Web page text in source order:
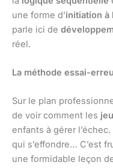
une forme d’initiation à
parle ici de
réel.
La méthode essai-
Sur le plan
de voir comment les
enfants à gérer
qui s’effondre… C’est
une formidable leçon